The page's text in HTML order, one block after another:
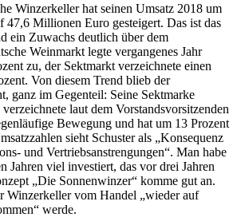
Winzerkeller hat seinen Umsatz 2018 um
47,6 Millionen Euro gesteigert. Das ist das
ein Zuwachs deutlich über dem
Weinmarkt legte vergangenes Jahr
zu, der Sektmarkt verzeichnete einen
Von diesem Trend blieb der
ganz im Gegenteil: Seine Sektmarke
laut dem Vorstandsvorsitzenden
Bewegung und hat um 13 Prozent
sieht Schuster als „Konsequenz
und Vertriebsanstrengungen“. Man habe
Jahren viel investiert, das vor drei Jahren
„Die Sonnenwinzer“ komme gut an.
Winzerkeller vom Handel „wieder auf
werde.